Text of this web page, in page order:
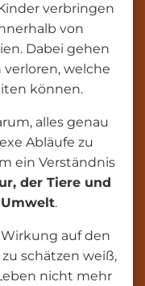
verbringen
von
Dabei gehen
welche
können.
alles genau
Abläufe zu
ein Verständnis
der Tiere und
.
auf den
schätzen weiß,
nicht mehr